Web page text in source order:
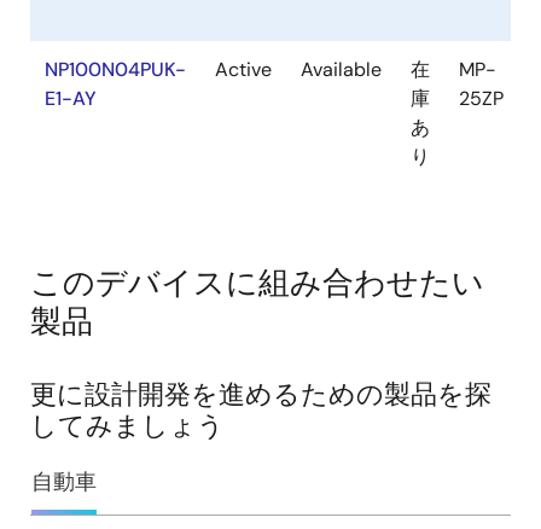
NP100N04PUK-
E1-AY
Active Available
在
庫
あ
り
MP-
25ZP
このデバイスに組み合わせたい
製品
更に設計開発を進めるための製品を探
してみましょう
自動車